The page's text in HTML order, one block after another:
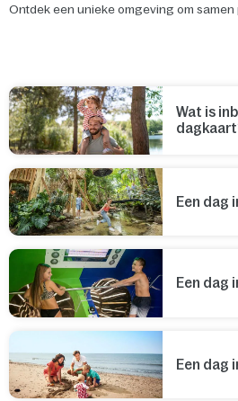
Ontdek een unieke omgeving om samen
Wat is
Een dag
Een dag
Een dag